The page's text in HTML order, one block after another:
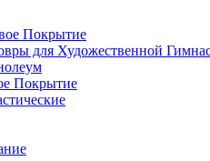
Покрытие
для Художественной
Покрытие